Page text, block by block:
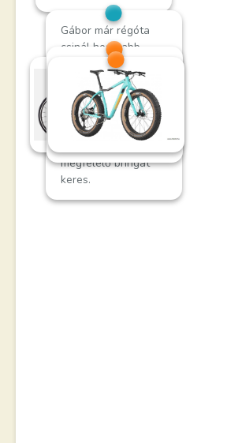
Gábor már régóta
csinál hosszabb
bringatúrákat. Egyre
jobban élvezi a hegyi
szakaszokat, főleg,
ha van lehetőség
lemenni az aszfaltról.
megfelelő bringát
keres.